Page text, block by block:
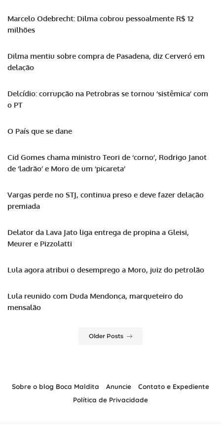
Marcelo Odebrecht: Dilma cobrou pessoalmente R$ 12
milhões
Dilma mentiu sobre compra de Pasadena, diz Cerveró em
delação
Delcídio: corrupção na Petrobras se tornou ‘sistêmica’ com
o PT
O País que se dane
Cid Gomes chama ministro Teori de ‘corno’, Rodrigo Janot
de ‘ladrão’ e Moro de um ‘picareta’
Vargas perde no STJ, continua preso e deve fazer delação
premiada
Delator da Lava Jato liga entrega de propina a Gleisi,
Meurer e Pizzolatti
Lula agora atribui o desemprego a Moro, juiz do petrolão
Lula reunido com Duda Mendonça, marqueteiro do
mensalão
Older Posts
Sobre o blog Boca Maldita Anuncie
Contato e Expediente
Política de Privacidade